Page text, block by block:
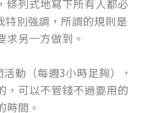
條列式地寫下所有人都必
別強調，所謂的規則是
求另一方做到。
動（每週3小時足夠），
，可以不管錢不過要用的
時間。